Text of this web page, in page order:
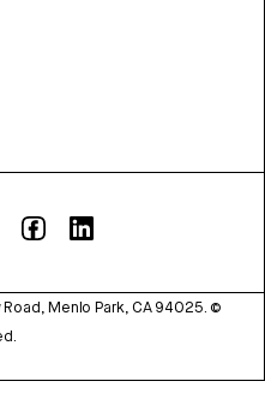
Menlo Park, CA 94025. ©